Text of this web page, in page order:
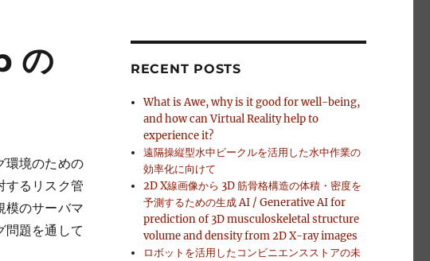
の
環境のための
するリスク管
模のサーバマ
問題を通して
RECENT POSTS
What is Awe, why is it good for well-being,
and how can Virtual Reality help to
experience it?
遠隔操縦型水中ビークルを活用した水中作業の
効率化に向けて
2D X線画像から 3D 筋骨格構造の体積・密度を
予測するための生成 AI / Generative AI for
prediction of 3D musculoskeletal structure
volume and density from 2D X-ray images
ロボットを活用したコンビニエンスストアの未